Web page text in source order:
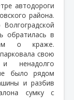
автодороги
района.
обратилась в
о краже.
свою
ненадолго
было рядом
и разбив
сумку с